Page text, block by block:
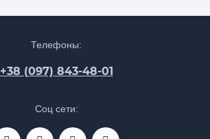
Телефоны:
+38 (097) 843-48-01
Соц сети: